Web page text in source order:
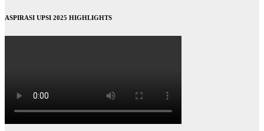
ASPIRASI UPSI 2025 HIGHLIGHTS